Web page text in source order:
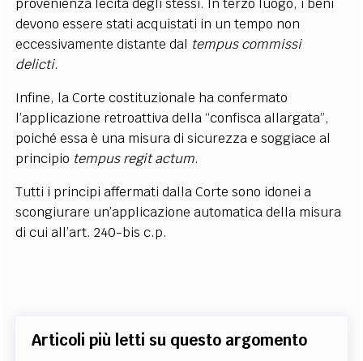
provenienza lecita degli stessi. In terzo luogo, i beni
devono essere stati acquistati in un tempo non
eccessivamente distante dal tempus commissi
delicti.
Infine, la Corte costituzionale ha confermato
l’applicazione retroattiva della “confisca allargata”,
poiché essa è una misura di sicurezza e soggiace al
principio tempus regit actum.
Tutti i principi affermati dalla Corte sono idonei a
scongiurare un’applicazione automatica della misura
di cui all’art. 240-bis c.p.
Articoli più letti su questo argomento